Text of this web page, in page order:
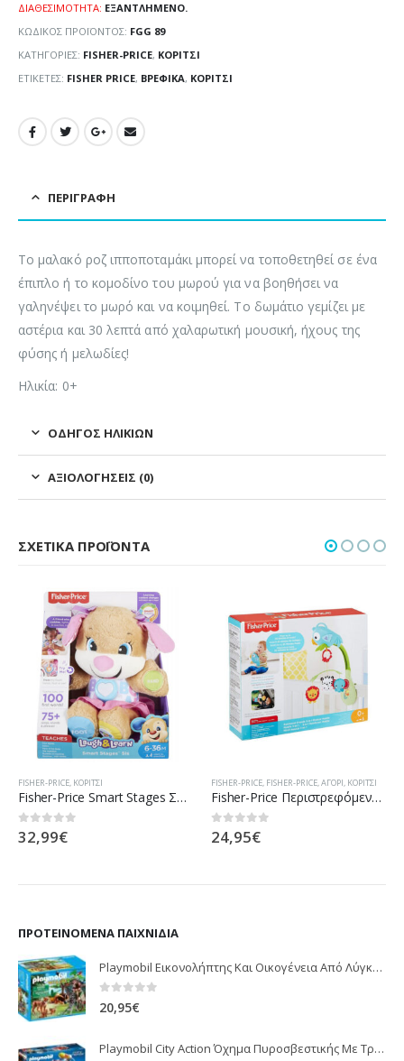
ΔΙΑΘΕΣΙΜΌΤΗΤΑ: ΕΞΑΝΤΛΗΜΈΝΟ.
ΚΩΔΙΚΌΣ ΠΡΟΪΌΝΤΟΣ: FGG 89
ΚΑΤΗΓΟΡΊΕΣ: FISHER-PRICE, ΚΟΡΊΤΣΙ
ΕΤΙΚΈΤΕΣ: FISHER PRICE, ΒΡΕΦΙΚΆ, ΚΟΡΊΤΣΙ
ΠΕΡΙΓΡΑΦΉ
Το μαλακό ροζ ιπποποταμάκι μπορεί να τοποθετηθεί σε ένα
έπιπλο ή το κομοδίνο του μωρού για να βοηθήσει να
γαληνέψει το μωρό και να κοιμηθεί. Το δωμάτιο γεμίζει με
αστέρια και 30 λεπτά από χαλαρωτική μουσική, ήχους της
φύσης ή μελωδίες!
Ηλικία: 0+
ΟΔΗΓΌΣ ΗΛΙΚΙΏΝ
ΑΞΙΟΛΟΓΉΣΕΙΣ (0)
ΣΧΕΤΙΚΆ ΠΡΟΪΌΝΤΑ
FISHER-PRICE, ΚΟΡΊΤΣΙ
Fisher-Price Smart Stages Σκυλάκι Ροζ FPP82
0out of 5
32,99€
FISHER-PRICE, FISHER-PRICE,ΑΓΌΡΙ, ΚΟΡΊΤΣΙ
Fisher-Price Περιστρεφόμενο 3 Σε 1 CHR11
0out of 5
24,95€
ΠΡΟΤΕΙΝΌΜΕΝΑ ΠΑΙΧΝΊΔΙΑ
Playmobil Εικονολήπτης Και Οικογένεια Από Λύγκες 5561
0 out of 5
20,95€
Playmobil City Action Όχημα Πυροσβεστικής Με Τροχαλία Ρυμούλκησης 9466